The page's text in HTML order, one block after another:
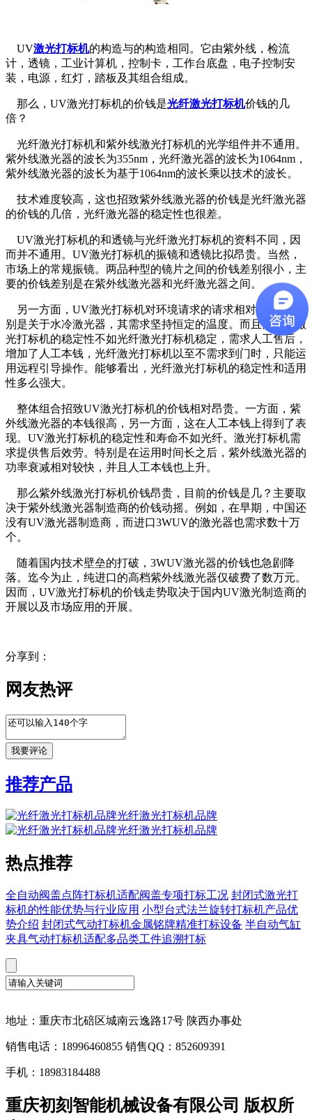
UV激光打标机的构造与的构造相同。它由紫外线，检流
计，透镜，工业计算机，控制卡，工作台底盘，电子控制安
装，电源，红灯，踏板及其组合组成。
那么，UV激光打标机的价钱是光纤激光打标机价钱的几
倍？
光纤激光打标机和紫外线激光打标机的光学组件并不通用。
紫外线激光器的波长为355nm，光纤激光器的波长为1064nm，
紫外线激光器的波长为基于1064nm的波长乘以技术的波长。
技术难度较高，这也招致紫外线激光器的价钱是光纤激光器
的价钱的几倍，光纤激光器的稳定性也很差。
UV激光打标机的和透镜与光纤激光打标机的资料不同，因
而并不通用。UV激光打标机的振镜和透镜比拟昂贵。当然，
市场上的常规振镜。两品种型的镜片之间的价钱差别很小，主
要的价钱差别是在紫外线激光器和光纤激光器之间。
另一方面，UV激光打标机对环境请求的请求相对较高，特
别是关于水冷激光器，其需求坚持恒定的温度。而且紫外线激
光打标机的稳定性不如光纤激光打标机稳定，需求人工售后，
增加了人工本钱，光纤激光打标机以至不需求到门时，只能运
用远程引导操作。能够看出，光纤激光打标机的稳定性和适用
性多么强大。
整体组合招致UV激光打标机的价钱相对昂贵。一方面，紫
外线激光器的本钱很高，另一方面，这在人工本钱上得到了表
现。UV激光打标机的稳定性和寿命不如光纤。激光打标机需
求提供售后效劳。特别是在运用时间长之后，紫外线激光器的
功率衰减相对较快，并且人工本钱也上升。
那么紫外线激光打标机价钱昂贵，目前的价钱是几？主要取
决于紫外线激光器制造商的价钱动摇。例如，在早期，中国还
没有UV激光器制造商，而进口3WUV的激光器也需求数十万
个。
随着国内技术壁垒的打破，3WUV激光器的价钱也急剧降
落。迄今为止，纯进口的高档紫外线激光器仅破费了数万元。
因而，UV激光打标机的价钱走势取决于国内UV激光制造商的
开展以及市场应用的开展。
分享到：
网友热评
推荐产品
光纤激光打标机品牌
光纤激光打标机品牌
热点推荐
全自动阀盖点阵打标机适配阀盖专项打标工况 封闭式激光打
标机的性能优势与行业应用 小型台式法兰旋转打标机产品优
势介绍 封闭式气动打标机金属铭牌精准打标设备 半自动气缸
夹具气动打标机适配多品类工件追溯打标
地址：重庆市北碚区城南云逸路17号 陕西办事处
销售电话：18996460855 销售QQ：852609391
手机：18983184488
重庆初刻智能机械设备有限公司 版权所